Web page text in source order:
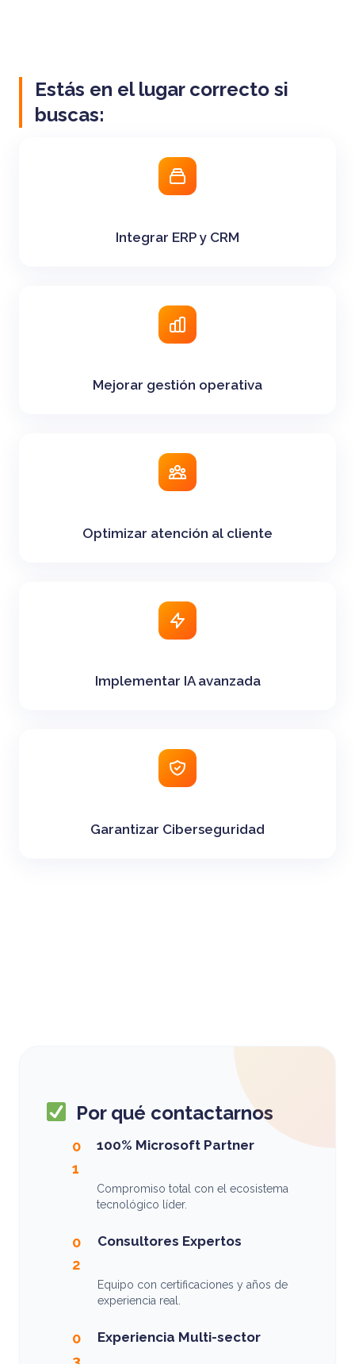
Estás en el lugar correcto si
buscas:
Integrar ERP y CRM
Mejorar gestión operativa
Optimizar atención al cliente
Implementar IA avanzada
Garantizar Ciberseguridad
Por qué contactarnos
0
1
100% Microsoft Partner
Compromiso total con el ecosistema
tecnológico líder.
0
2
Consultores Expertos
Equipo con certificaciones y años de
experiencia real.
0
3
Experiencia Multi-sector